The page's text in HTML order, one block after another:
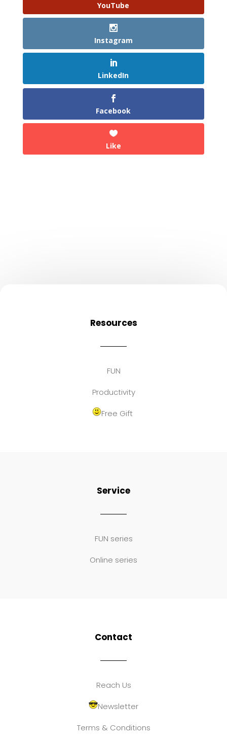
YouTube
Instagram
LinkedIn
Facebook
Like
Resources
FUN
Productivity
Free Gift
Service
FUN series
Online series
Contact
Reach Us
Newsletter
Terms & Conditions